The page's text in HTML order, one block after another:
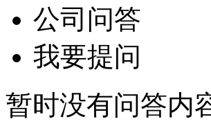
公司问答
我要提问
暂时没有问答内